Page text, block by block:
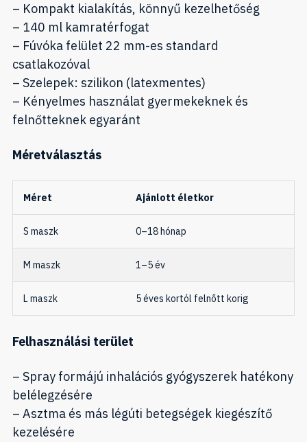
– Kompakt kialakítás, könnyű kezelhetőség
– 140 ml kamratérfogat
– Fúvóka felület 22 mm-es standard
csatlakozóval
– Szelepek: szilikon (latexmentes)
– Kényelmes használat gyermekeknek és
felnőtteknek egyaránt
Méretválasztás
Méret Ajánlott életkor
S maszk 0–18 hónap
M maszk 1–5 év
L maszk 5 éves kortól felnőtt korig
Felhasználási terület
– Spray formájú inhalációs gyógyszerek hatékony
belélegzésére
– Asztma és más légúti betegségek kiegészítő
kezelésére